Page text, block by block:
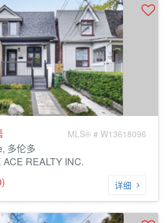
MLS® # W13618096
多伦多
REALTY INC.
详细